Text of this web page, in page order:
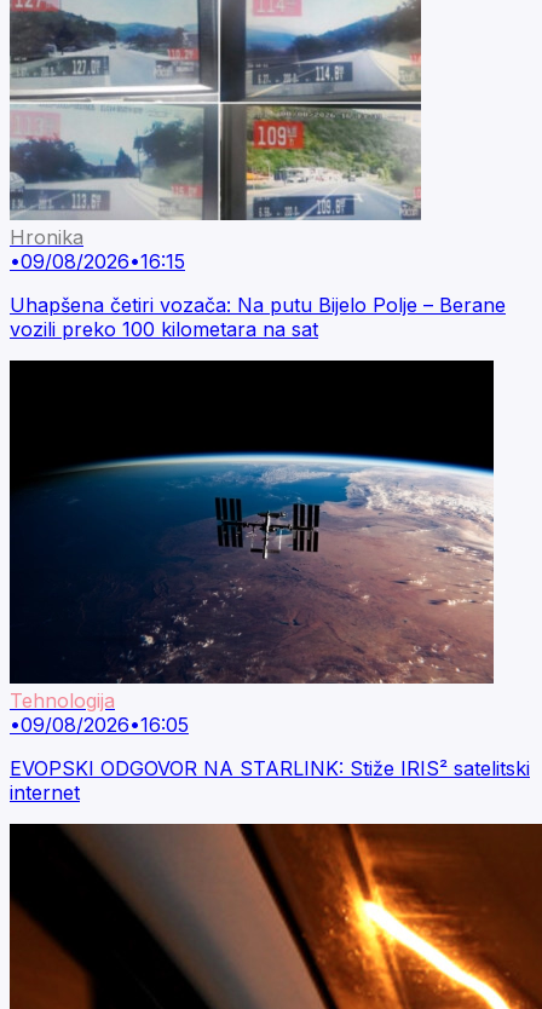
Hronika
•09/08/2026•16:15
Uhapšena četiri vozača: Na putu Bijelo Polje – Berane
vozili preko 100 kilometara na sat
Tehnologija
•09/08/2026•16:05
EVOPSKI ODGOVOR NA STARLINK: Stiže IRIS² satelitski
internet